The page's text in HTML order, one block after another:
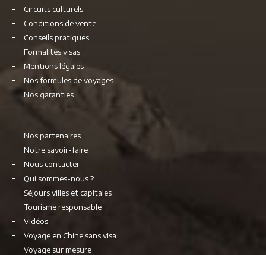
Circuits culturels
Conditions de vente
Conseils pratiques
Formalités visas
Mentions légales
Nos formules de voyages
Nos garanties
Nos partenaires
Notre savoir-faire
Nous contacter
Qui sommes-nous ?
Séjours villes et capitales
Tourisme responsable
Vidéos
Voyage en Chine sans visa
Voyage sur mesure